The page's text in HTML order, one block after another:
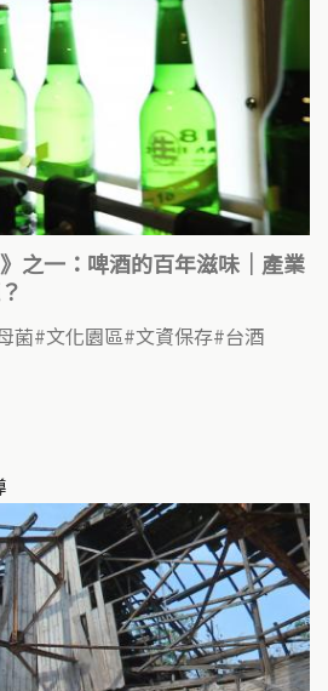
之一：啤酒的百年滋味｜產業
菌 文化園區 文資保存 台酒